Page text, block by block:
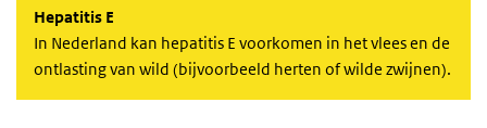
Hepatitis E
In Nederland kan hepatitis E voorkomen in het vlees en de
ontlasting van wild (bijvoorbeeld herten of wilde zwijnen).